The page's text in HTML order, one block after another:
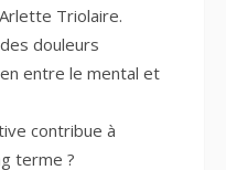
Triolaire.
douleurs
entre le mental et
contribue à
terme ?